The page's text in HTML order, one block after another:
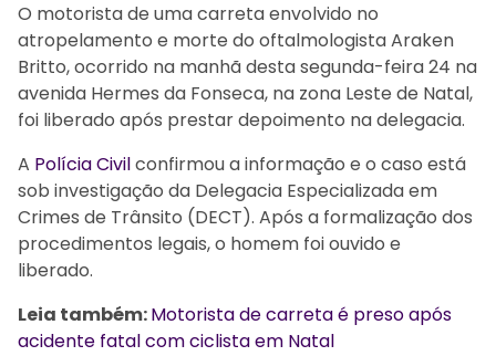
O motorista de uma carreta envolvido no
atropelamento e morte do oftalmologista Araken
Britto, ocorrido na manhã desta segunda-feira 24 na
avenida Hermes da Fonseca, na zona Leste de Natal,
foi liberado após prestar depoimento na delegacia.
A Polícia Civilconfirmou a informação e o caso está
sob investigação da Delegacia Especializada em
Crimes de Trânsito (DECT). Após a formalização dos
procedimentos legais, o homem foi ouvido e
liberado.
Leia também:Motorista de carreta é preso após
acidente fatal com ciclista em Natal